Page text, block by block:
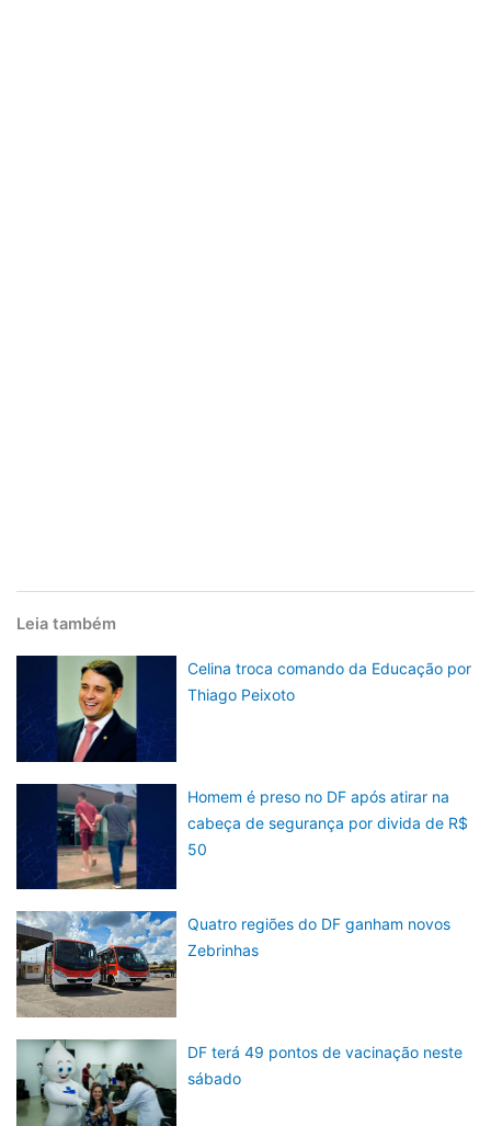
Leia também
Celina troca comando da Educação por
Thiago Peixoto
Homem é preso no DF após atirar na
cabeça de segurança por divida de R$
50
Quatro regiões do DF ganham novos
Zebrinhas
DF terá 49 pontos de vacinação neste
sábado